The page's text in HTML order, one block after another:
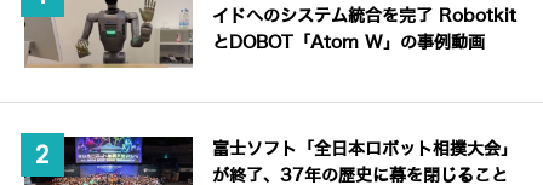
イドへのシステム統合を完了 Robotkit
とDOBOT「Atom W」の事例動画
富士ソフト「全日本ロボット相撲大会」
が終了、37年の歴史に幕を閉じること